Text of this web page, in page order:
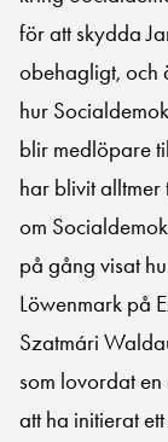
för att skydda
obehagligt, och
hur
blir medlöpare
har blivit
om
på gång visat
Löwenmark på
Szatmári
som lovordat
att ha initierat